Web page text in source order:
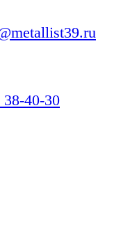
38-40-30